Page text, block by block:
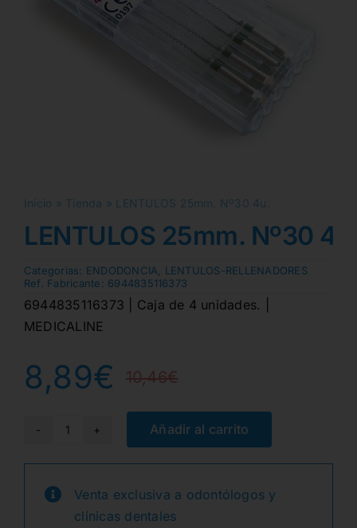
Inicio » Tienda » LENTULOS 25mm. Nº30 4u.
LENTULOS 25mm. Nº30
Categorias: ENDODONCIA
LENTULOS-RELLENADORES
Ref. Fabricante: 6944835116373
6944835116373 | Caja de 4 unidades. |
MEDICALINE
10,46€El
precio
original
era:
8,89€
El
precio
actual
es:
LENTULOS
25mm.
4u.
Añadir al carrito
Venta exclusiva a odontólogos y
clínicas dentales